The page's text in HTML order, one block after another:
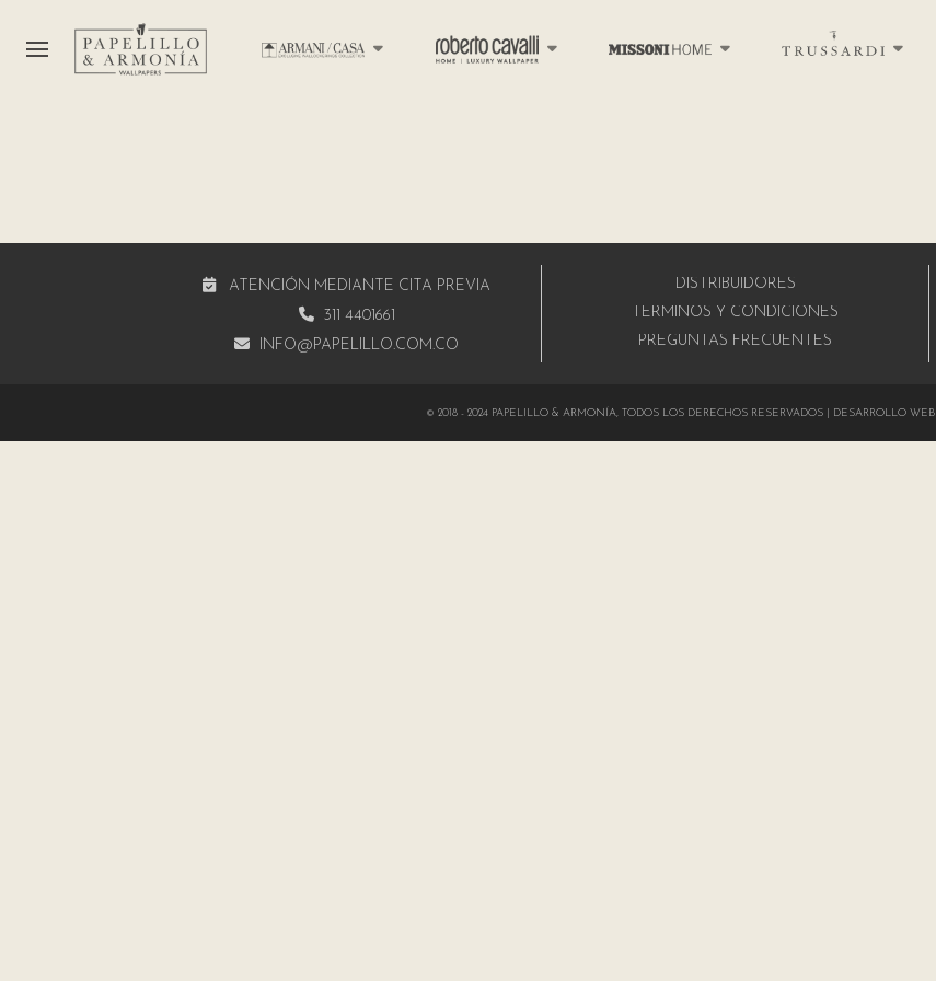
ATENCIÓN MEDIANTE CITA PREVIA
311 4401661
INFO@PAPELILLO.COM.CO
DISTRIBUIDORES
TÉRMINOS Y CONDICIONES
PREGUNTAS FRECUENTES
© 2018 - 2024 PAPELILLO & ARMONÍA, TODOS LOS DERECHOS RESERVADOS | DESARROLLO WEB